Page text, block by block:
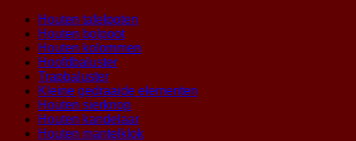
Houten tafelpoten
Houten bolpoot
Houten kolommen
Hoofdbaluster
Trapbaluster
Kleine gedraaide elementen
Houten sierknop
Houten kandelaar
Houten mantelklok